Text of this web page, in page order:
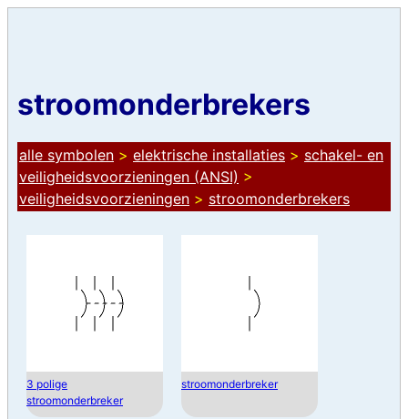
stroomonderbrekers
alle symbolen > elektrische installaties > schakel- en
veiligheidsvoorzieningen (ANSI) >
veiligheidsvoorzieningen > stroomonderbrekers
3 polige
stroomonderbreker
stroomonderbreker